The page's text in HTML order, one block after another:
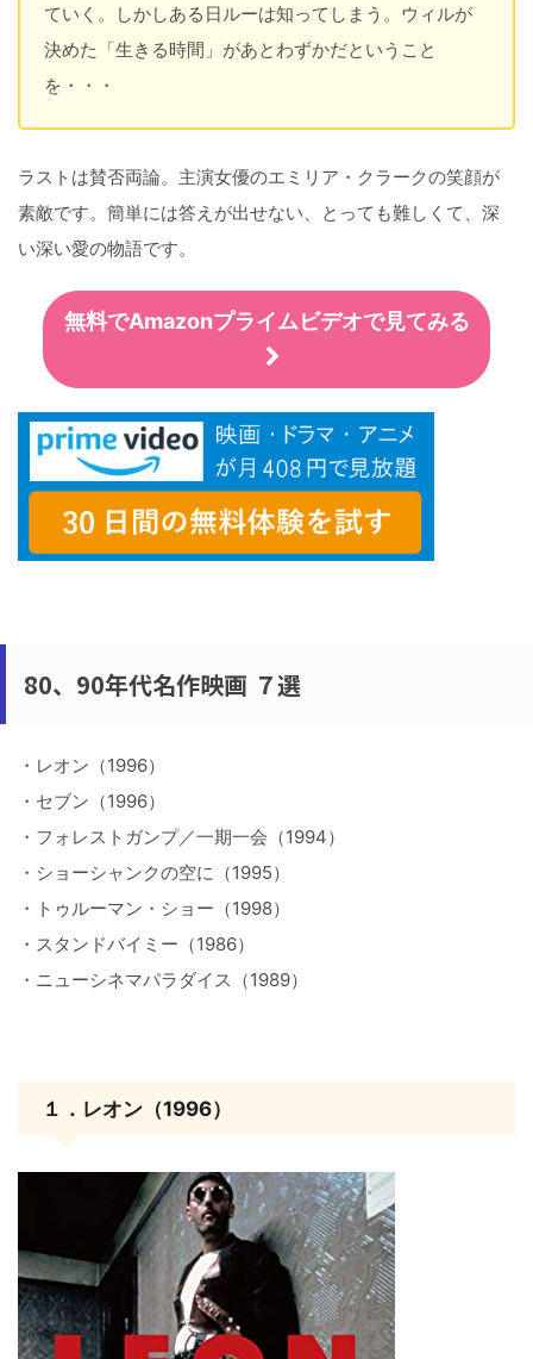
ていく。しかしある日ルーは知ってしまう。ウィルが
決めた「生きる時間」があとわずかだということ
を・・・
ラストは賛否両論。主演女優のエミリア・クラークの笑顔が
素敵です。簡単には答えが出せない、とっても難しくて、深
い深い愛の物語です。
無料でAmazonプライムビデオで見てみる
80、90年代名作映画 ７選
・レオン（1996）
・セブン（1996）
・フォレストガンプ／一期一会（1994）
・ショーシャンクの空に（1995）
・トゥルーマン・ショー（1998）
・スタンドバイミー（1986）
・ニューシネマパラダイス（1989）
１．レオン（1996）